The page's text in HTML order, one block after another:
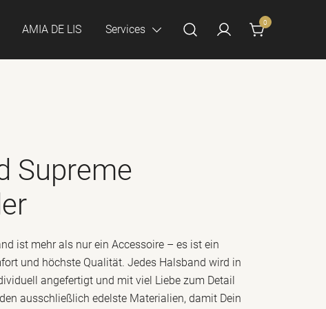
AMIA DE LIS Services
0
Supreme
ist mehr als nur ein Accessoire – es ist ein
und höchste Qualität. Jedes Halsband wird in
angefertigt und mit viel Liebe zum Detail
ausschließlich edelste Materialien, damit Dein